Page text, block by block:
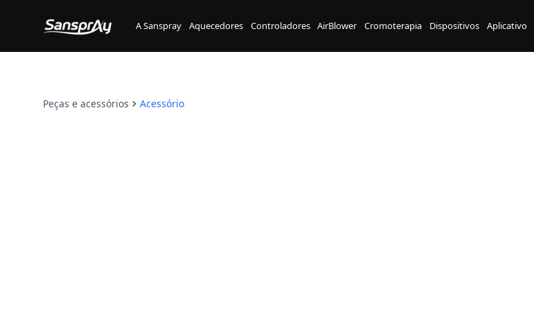
A Sanspray Aquecedores Controladores AirBlower Cromoterapia Dispositivos Aplicativo
Peças e acessórios Acessório